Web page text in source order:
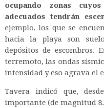
ocupando zonas
adecuados tendrán
ejemplo, los que se
hacia la playa son
depósitos de escombros.
terremoto, las ondas
intensidad y eso agrava el
Tavera indicó que,
importante (de magnitud